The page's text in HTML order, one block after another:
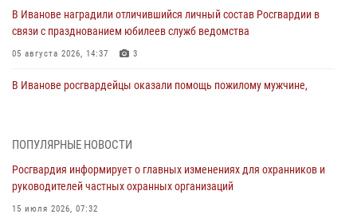
В Иванове наградили отличившийся личный состав Росгвардии в
связи с празднованием юбилеев служб ведомства
05 августа 2026, 14:37 3
В Иванове росгвардейцы оказали помощь пожилому мужчине,
торжественных мероприятиях, посвященных празднованию Дня
Воздушно-десантных войск
02 августа 2026, 11:46
ПОПУЛЯРНЫЕ НОВОСТИ
Росгвардия информирует о главных изменениях для охранников и
руководителей частных охранных организаций
15 июля 2026, 07:32